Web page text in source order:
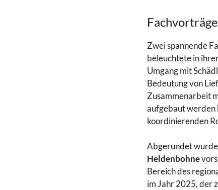
Zwei spannende
beleuchtete in
Umgang mit
Bedeutung von
Zusammenarbeit
aufgebaut werden
koordinierenden
Abgerundet
Heldenbohne
Bereich des
im Jahr 2025, der